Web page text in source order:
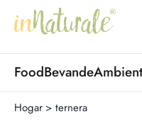
FoodBevande
Hogar > ternera